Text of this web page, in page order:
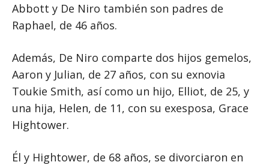
Abbott y De Niro también son padres de
Raphael, de 46 años.
Además, De Niro comparte dos hijos gemelos,
Aaron y Julian, de 27 años, con su exnovia
Toukie Smith, así como un hijo, Elliot, de 25, y
una hija, Helen, de 11, con su exesposa, Grace
Hightower.
Él y Hightower, de 68 años, se divorciaron en